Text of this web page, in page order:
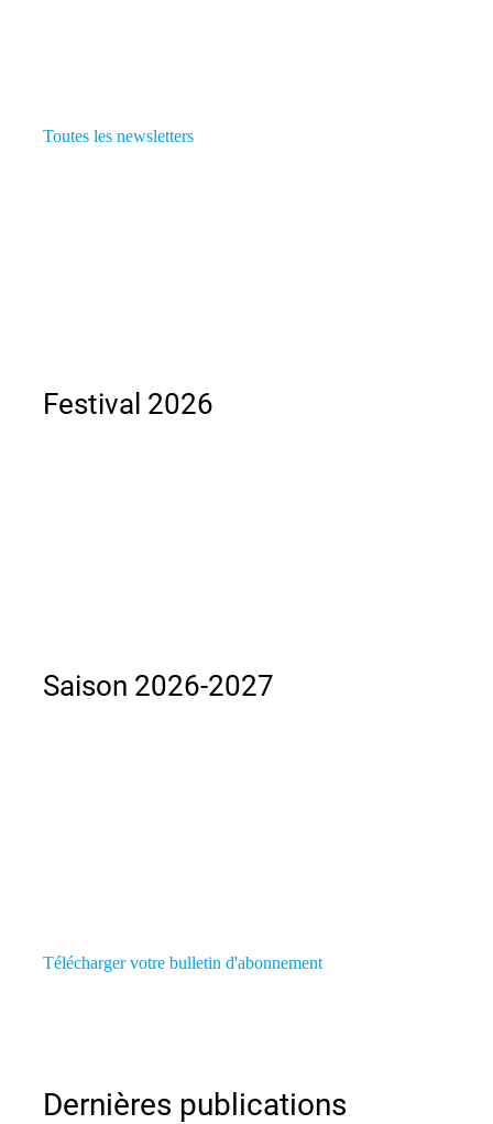
Toutes les newsletters
Festival 2026
Saison 2026-2027
Télécharger votre bulletin d'abonnement
Dernières publications